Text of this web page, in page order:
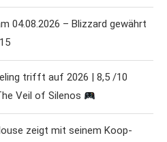
04.08.2026 – Blizzard gewährt
trifft auf 2026 | 8,5 /10
Veil of Silenos
zeigt mit seinem Koop-